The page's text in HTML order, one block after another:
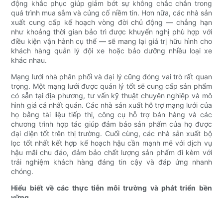
động khắc phục giúp giảm bớt sự không chắc chắn trong
quá trình mua sắm và củng cố niềm tin. Hơn nữa, các nhà sản
xuất cung cấp kế hoạch vòng đời chủ động — chẳng hạn
như khoảng thời gian bảo trì được khuyến nghị phù hợp với
điều kiện vận hành cụ thể — sẽ mang lại giá trị hữu hình cho
khách hàng quản lý đội xe hoặc bảo dưỡng nhiều loại xe
khác nhau.
Mạng lưới nhà phân phối và đại lý cũng đóng vai trò rất quan
trọng. Một mạng lưới được quản lý tốt sẽ cung cấp sản phẩm
có sẵn tại địa phương, tư vấn kỹ thuật chuyên nghiệp và mô
hình giá cả nhất quán. Các nhà sản xuất hỗ trợ mạng lưới của
họ bằng tài liệu tiếp thị, công cụ hỗ trợ bán hàng và các
chương trình hợp tác giúp đảm bảo sản phẩm của họ được
đại diện tốt trên thị trường. Cuối cùng, các nhà sản xuất bộ
lọc tốt nhất kết hợp kế hoạch hậu cần mạnh mẽ với dịch vụ
hậu mãi chu đáo, đảm bảo chất lượng sản phẩm đi kèm với
trải nghiệm khách hàng đáng tin cậy và đáp ứng nhanh
chóng.
Hiểu biết về các thực tiễn môi trường và phát triển bền